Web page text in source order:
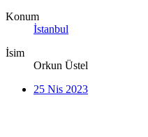
Konum
İstanbul
İsim
Orkun Üstel
25 Nis 2023